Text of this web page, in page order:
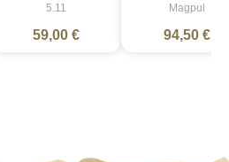
5.11
59,00 €
Magpul
94,50 €